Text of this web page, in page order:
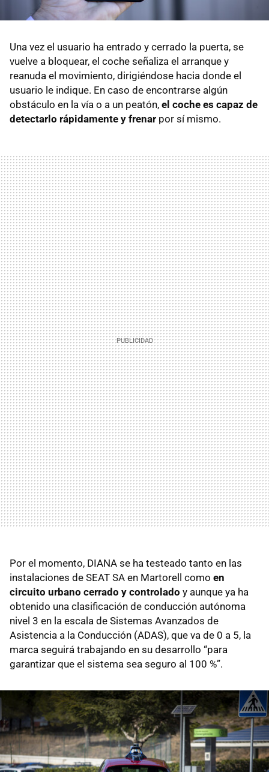
Una vez el usuario ha entrado y cerrado la puerta, se
vuelve a bloquear, el coche señaliza el arranque y
reanuda el movimiento, dirigiéndose hacia donde el
usuario le indique. En caso de encontrarse algún
obstáculo en la vía o a un peatón, el coche es capaz de
detectarlo rápidamente y frenar por sí mismo.
Por el momento, DIANA se ha testeado tanto en las
instalaciones de SEAT SA en Martorell como en
circuito urbano cerrado y controlado y aunque ya ha
obtenido una clasificación de conducción autónoma
nivel 3 en la escala de Sistemas Avanzados de
Asistencia a la Conducción (ADAS), que va de 0 a 5, la
marca seguirá trabajando en su desarrollo “para
garantizar que el sistema sea seguro al 100 %”.